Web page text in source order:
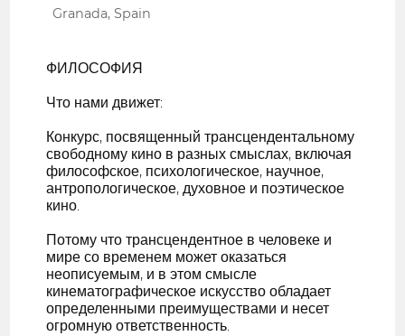
Granada, Spain
ФИЛОСОФИЯ
Что нами движет:
Конкурс, посвященный трансцендентальному
свободному кино в разных смыслах, включая
философское, психологическое, научное,
антропологическое, духовное и поэтическое
кино.
Потому что трансцендентное в человеке и
мире со временем может оказаться
неописуемым, и в этом смысле
кинематографическое искусство обладает
определенными преимуществами и несет
огромную ответственность.